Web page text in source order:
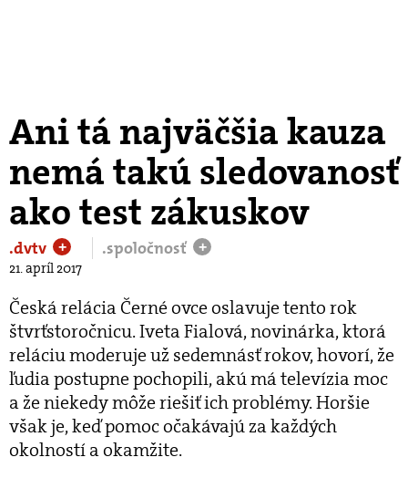
Ani tá najväčšia kauza
nemá takú sledovanosť
ako test zákuskov
.dvtv + .spoločnosť +
21. apríl 2017
Česká relácia Černé ovce oslavuje tento rok
štvrťstoročnicu. Iveta Fialová, novinárka, ktorá
reláciu moderuje už sedemnásť rokov, hovorí, že
ľudia postupne pochopili, akú má televízia moc
a že niekedy môže riešiť ich problémy. Horšie
však je, keď pomoc očakávajú za každých
okolností a okamžite.